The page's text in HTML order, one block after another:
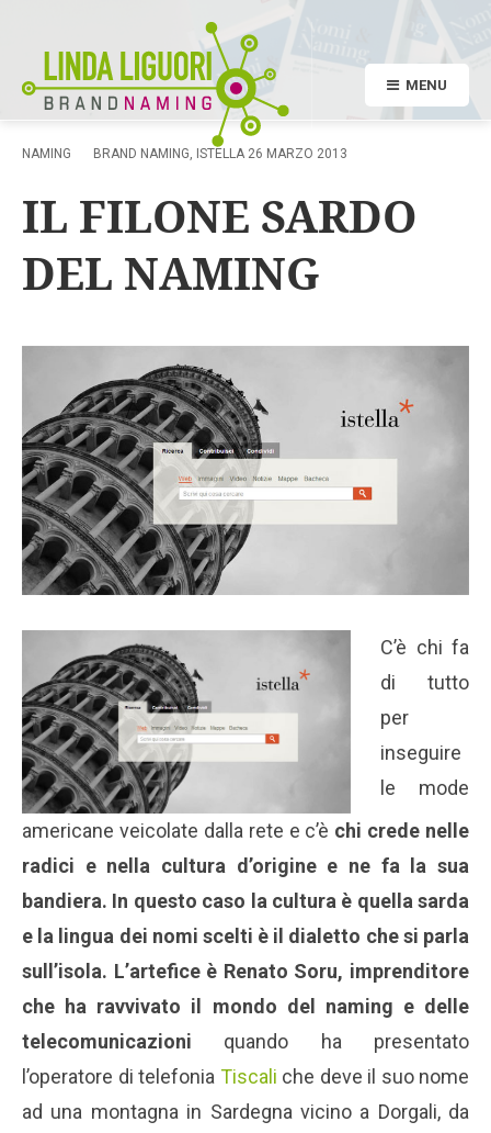
MENU
NAMING BRAND NAMING, ISTELLA 26 MARZO 2013
IL FILONE SARDO
DEL NAMING
C’è chi fa
di tutto
per
inseguire
le mode
americane veicolate dalla rete e c’è chi crede nelle
radici e nella cultura d’origine e ne fa la sua
bandiera. In questo caso la cultura è quella sarda
e la lingua dei nomi scelti è il dialetto che si parla
sull’isola. L’artefice è Renato Soru, imprenditore
che ha ravvivato il mondo del naming e delle
telecomunicazioni quando ha presentato
l’operatore di telefonia Tiscali che deve il suo nome
ad una montagna in Sardegna vicino a Dorgali, da